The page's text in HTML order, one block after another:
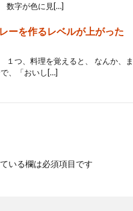
数字が色に見[…]
ーを作るレベルが上がった
つ、料理を覚えると、 なんか、
、「おいし[…]
いる欄は必須項目です